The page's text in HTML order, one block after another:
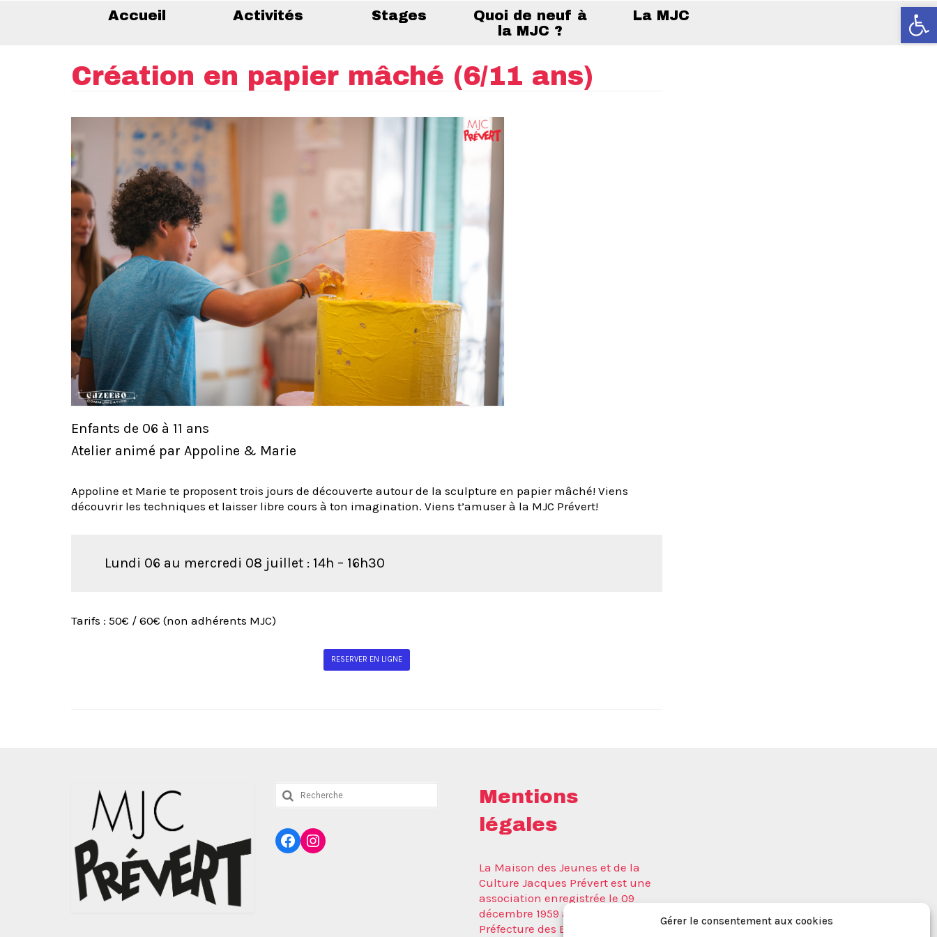
Ouvrir
Gérer le consentement aux cookies
Accueil Activités Stages
Quoi de neuf à
la MJC ?
La MJC
Création en papier mâché (6/11 ans)
Enfants de 06 à 11 ans
Atelier animé par Appoline & Marie
Appoline et Marie te proposent trois jours de découverte autour de la sculpture en papier mâché! Viens
découvrir les techniques et laisser libre cours à ton imagination. Viens t’amuser à la MJC Prévert!
Lundi 06 au mercredi 08 juillet : 14h – 16h30
Tarifs : 50€ / 60€ (non adhérents MJC)
RESERVER EN LIGNE
Rechercher
:
Facebook
Instagram
Mentions
légales
La Maison des Jeunes et de la
Culture Jacques Prévert est une
association enregistrée le 09
décembre 1959 auprès de la
Préfecture des Bouches du